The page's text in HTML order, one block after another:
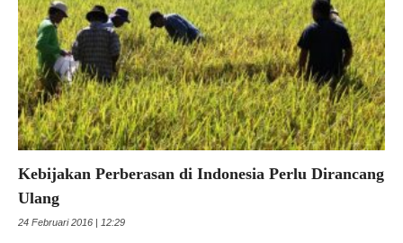
Kebijakan Perberasan di Indonesia Perlu Dirancang
Ulang
24 Februari 2016 | 12:29